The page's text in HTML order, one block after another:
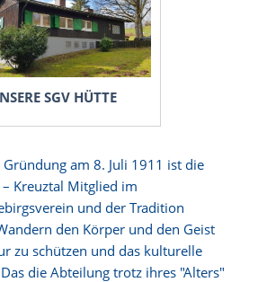
SGV HÜTTE
Gründung am 8. Juli 1911 ist die
Kreuztal Mitglied im
und der Tradition
den Körper und den Geist
zu schützen und das kulturelle
die Abteilung trotz ihres "Alters"